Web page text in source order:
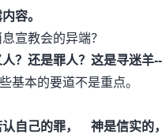
容。
宣教会的异端？
？还是罪人？这是寻迷羊
基本的要道不是重点。
认自己的罪， 神是信实的